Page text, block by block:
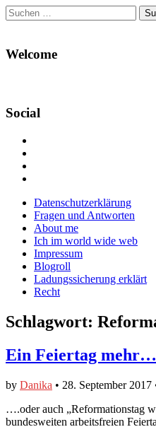
Suchen
nach:
Welcome
Social
Facebook
anzeigen
Twitter
anzeigen
auf
Instagram
anzeigen
Main
menu
Skip
content
Datenschutzerklärung
Fragen und Antworten
About me
Ich im world wide web
Impressum
Blogroll
Ladungssicherung erklärt
Recht
Schlagwort:
Ein Feiertag mehr…
by Danika • 28. September 2017
….oder auch „Reformationstag
bundesweiten arbeitsfreien